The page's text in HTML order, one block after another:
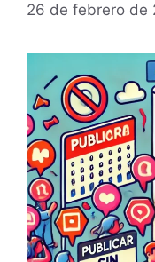
26 de febrero de